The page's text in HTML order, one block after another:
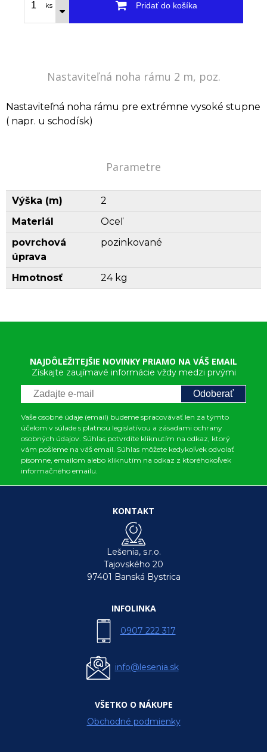
ks Pridať do košíka
Nastaviteľná noha rámu 2 m, poz.
Nastaviteľná noha rámu pre extrémne vysoké stupne
( napr. u schodísk)
Parametre
Výška (m)
2
Materiál
Oceľ
povrchová
úprava
pozinkované
Hmotnosť 24 kg
NAJDÔLEŽITEJŠIE NOVINKY PRIAMO NA VÁŠ EMAIL
Získajte zaujímavé informácie vždy medzi prvými
Odoberať
Vaše osobné údaje (email) budeme spracovávať len za týmto
účelom v súlade s platnou legislatívou a zásadami ochrany
osobných údajov. Súhlas potvrdíte kliknutím na odkaz, ktorý
vám pošleme na váš email. Súhlas môžete kedykoľvek odvolať
písomne, emailom alebo kliknutím na odkaz z ktoréhokoľvek
informačného emailu.
KONTAKT
Lešenia, s.r.o.
Tajovského 20
97401 Banská Bystrica
INFOLINKA
0907 222 317
info@lesenia.sk
VŠETKO O NÁKUPE
Obchodné podmienky